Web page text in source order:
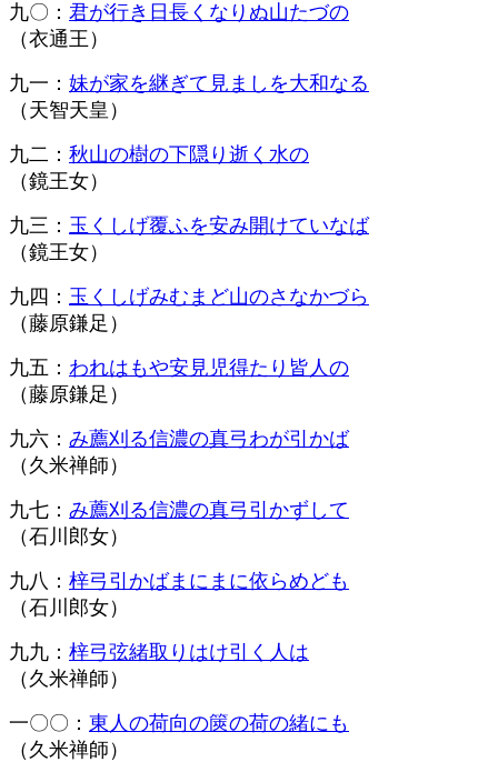
九〇： 君が行き日長くなりぬ山たづの
（衣通王）
九一： 妹が家を継ぎて見ましを大和なる
（天智天皇）
九二： 秋山の樹の下隠り逝く水の
（鏡王女）
九三： 玉くしげ覆ふを安み開けていなば
（鏡王女）
九四： 玉くしげみむまど山のさなかづら
（藤原鎌足）
九五： われはもや安見児得たり皆人の
（藤原鎌足）
九六： み薦刈る信濃の真弓わが引かば
（久米禅師）
九七： み薦刈る信濃の真弓引かずして
（石川郎女）
九八： 梓弓引かばまにまに依らめども
（石川郎女）
九九： 梓弓弦緒取りはけ引く人は
（久米禅師）
一〇〇： 東人の荷向の篋の荷の緒にも
（久米禅師）